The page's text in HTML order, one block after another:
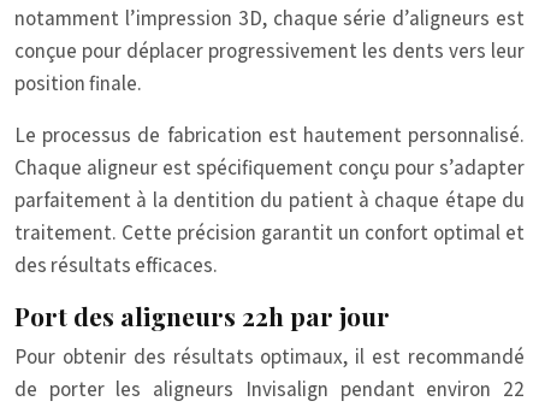
notamment l’impression 3D, chaque série d’aligneurs est
conçue pour déplacer progressivement les dents vers leur
position finale.
Le processus de fabrication est hautement personnalisé.
Chaque aligneur est spécifiquement conçu pour s’adapter
parfaitement à la dentition du patient à chaque étape du
traitement. Cette précision garantit un confort optimal et
des résultats efficaces.
Port des aligneurs 22h par jour
Pour obtenir des résultats optimaux, il est recommandé
de porter les aligneurs Invisalign pendant environ 22